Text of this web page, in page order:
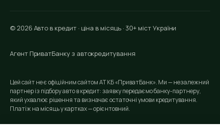
© 2026 Авто в кредит · ціна в місяць · 30+ міст України
Агент ПриватБанку з автокредитування
Цей сайт не є офіційним сайтом АТ КБ «ПриватБанк». Ми — незалежний
партнер із підбору авто в кредит: заявку передаємо банку-партнеру,
який ухвалює рішення та визначає остаточні умови кредитування.
Платіж на місяць у картках — орієнтовний.